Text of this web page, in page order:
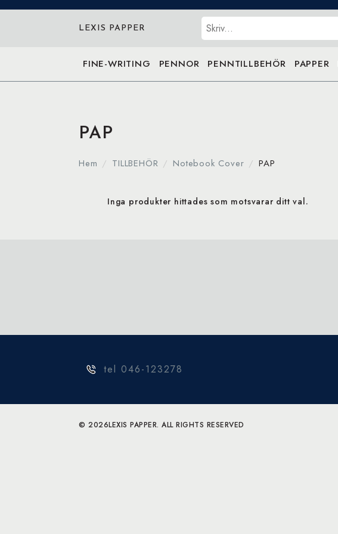
LEXIS PAPPER Sök
FINE-WRITING PENNOR PENNTILLBEHÖR PAPPER
PAP
Hem TILLBEHÖR Notebook Cover PAP
Inga produkter hittades som motsvarar ditt val.
tel 046-123278
© 2026LEXIS PAPPER. ALL RIGHTS RESERVED